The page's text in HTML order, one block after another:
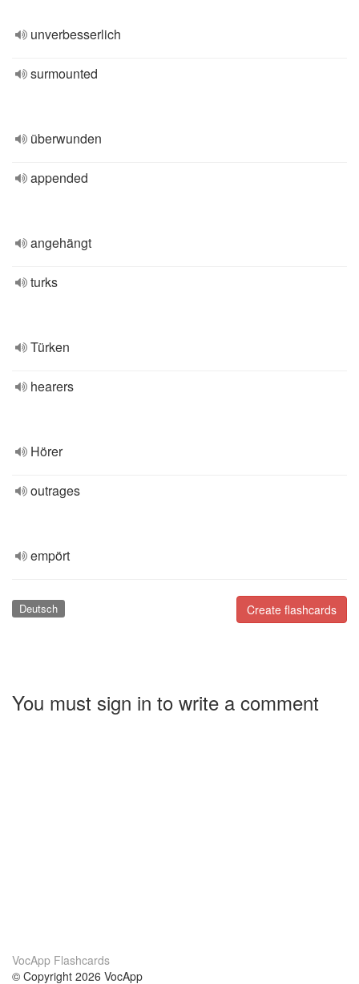
unverbesserlich
surmounted
überwunden
appended
angehängt
turks
Türken
hearers
Hörer
outrages
empört
Create flashcards
Deutsch
You must sign in to write a comment
VocApp Flashcards
© Copyright 2026 VocApp